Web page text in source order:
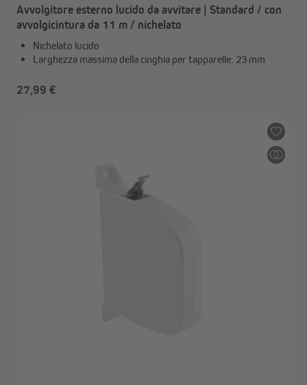
Avvolgitore esterno lucido da avvitare | Standard / con
avvolgicintura da 11 m / nichelato
Nichelato lucido
Larghezza massima della cinghia per tapparelle: 23 mm
27,99 €